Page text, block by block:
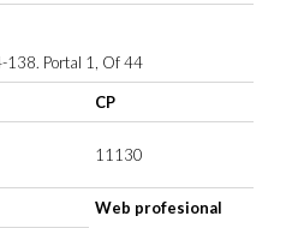
138. Portal 1, Of 44
CP
11130
Web profesional